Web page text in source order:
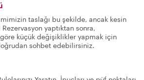
taslağı bu şekilde, ancak kesin
yaptıktan sonra,
küçük değişiklikler yapmak için
sohbet edebilirsiniz.